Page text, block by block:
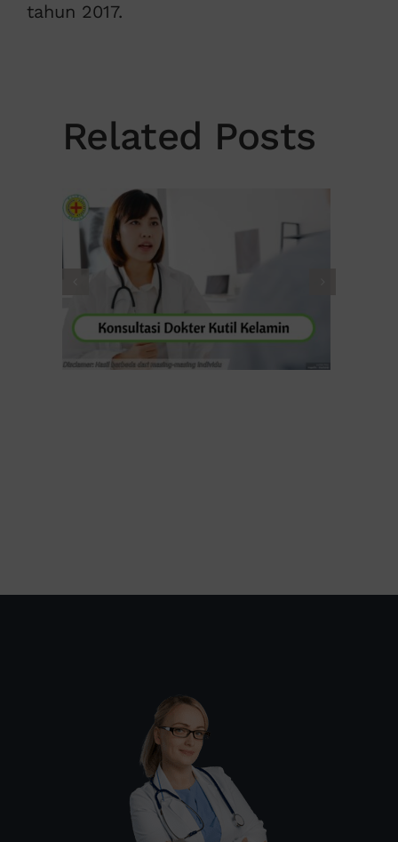
tahun 2017.
Related Posts